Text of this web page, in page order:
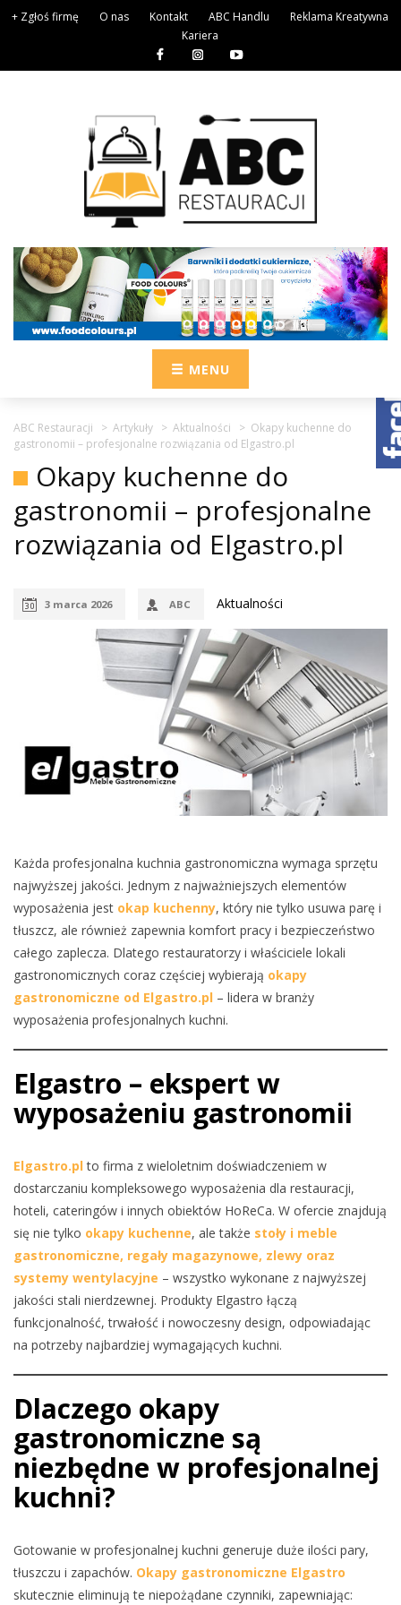
+ Zgłoś firmę O nas Kontakt ABC Handlu
Reklama Kreatywna
Kariera
MENU
ABC Restauracji > Artykuły > Aktualności > Okapy kuchenne do
gastronomii – profesjonalne rozwiązania od Elgastro.pl
Okapy kuchenne do
gastronomii – profesjonalne
rozwiązania od Elgastro.pl
3 marca 2026 ABC Aktualności
Każda profesjonalna kuchnia gastronomiczna wymaga sprzętu
najwyższej jakości. Jednym z najważniejszych elementów
wyposażenia jest okap kuchenny, który nie tylko usuwa parę i
tłuszcz, ale również zapewnia komfort pracy i bezpieczeństwo
całego zaplecza. Dlatego restauratorzy i właściciele lokali
gastronomicznych coraz częściej wybierają okapy
gastronomiczne od Elgastro.pl – lidera w branży
wyposażenia profesjonalnych kuchni.
Elgastro – ekspert w
wyposażeniu gastronomii
Elgastro.plto firma z wieloletnim doświadczeniem w
dostarczaniu kompleksowego wyposażenia dla restauracji,
hoteli, cateringów i innych obiektów HoReCa. W ofercie znajdują
się nie tylko okapy kuchenne, ale także stoły i meble
gastronomiczne, regały magazynowe, zlewy oraz
systemy wentylacyjne – wszystko wykonane z najwyższej
jakości stali nierdzewnej. Produkty Elgastro łączą
funkcjonalność, trwałość i nowoczesny design, odpowiadając
na potrzeby najbardziej wymagających kuchni.
Dlaczego okapy
gastronomiczne są
niezbędne w profesjonalnej
kuchni?
Gotowanie w profesjonalnej kuchni generuje duże ilości pary,
tłuszczu i zapachów. Okapy gastronomiczne Elgastro
skutecznie eliminują te niepożądane czynniki, zapewniając: